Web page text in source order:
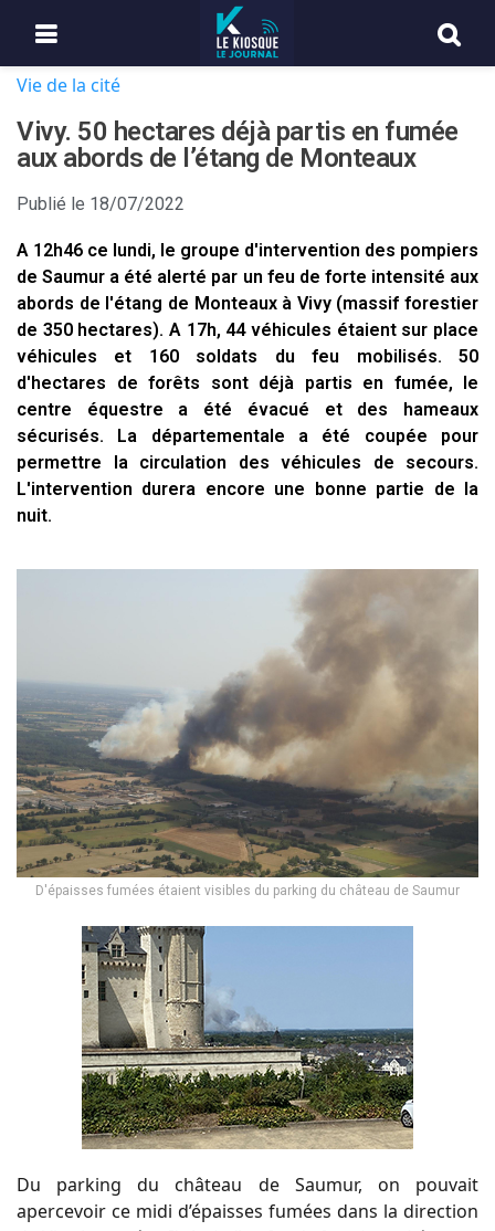
Vie de la cité
Vivy. 50 hectares déjà partis en fumée
aux abords de l’étang de Monteaux
Publié le 18/07/2022
A 12h46 ce lundi, le groupe d'intervention des pompiers
de Saumur a été alerté par un feu de forte intensité aux
abords de l'étang de Monteaux à Vivy (massif forestier
de 350 hectares). A 17h, 44 véhicules étaient sur place
véhicules et 160 soldats du feu mobilisés. 50
d'hectares de forêts sont déjà partis en fumée, le
centre équestre a été évacué et des hameaux
sécurisés. La départementale a été coupée pour
permettre la circulation des véhicules de secours.
L'intervention durera encore une bonne partie de la
nuit.
D'épaisses fumées étaient visibles du parking du château de Saumur
Du parking du château de Saumur, on pouvait
apercevoir ce midi d’épaisses fumées dans la direction